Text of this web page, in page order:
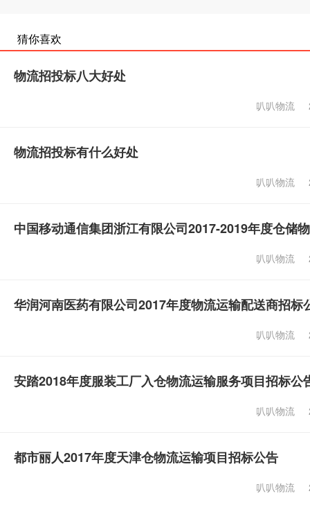
猜你喜欢
物流招投标八大好处
叭叭物流
物流招投标有什么好处
叭叭物流
中国移动通信集团浙江有限公司2017-2019年度仓储
叭叭物流
华润河南医药有限公司2017年度物流运输配送商招标
叭叭物流
安踏2018年度服装工厂入仓物流运输服务项目招标公
叭叭物流
都市丽人2017年度天津仓物流运输项目招标公告
叭叭物流